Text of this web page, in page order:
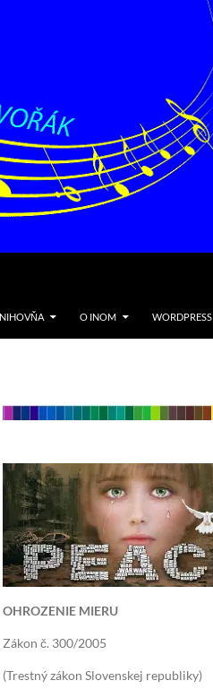
O INOM WORDPRESS
OHROZENIE MIERU
Zákon č. 300/2005
(Trestný zákon Slovenskej republiky)